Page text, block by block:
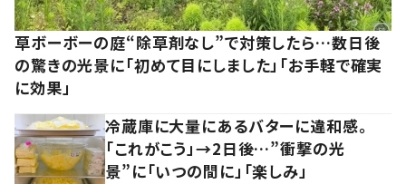
草ボーボーの庭“除草剤なし”で対策したら…数日後
の驚きの光景に「初めて目にしました」「お手軽で確実
に効果」
冷蔵庫に大量にあるバターに違和感。
「これがこう」→2日後…”衝撃の光
景”に「いつの間に」「楽しみ」